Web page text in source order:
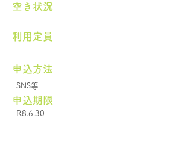
空き状況
​利用定員
申込方法
SNS等
申込期限
R8.6.30